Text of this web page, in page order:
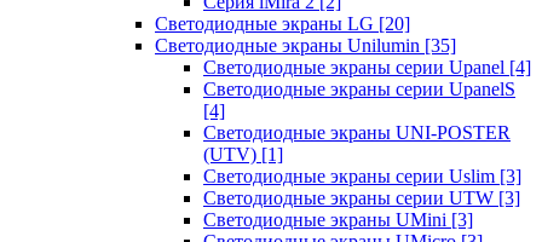
Светодиодные экраны LG [20]
Светодиодные экраны Unilumin [35]
Светодиодные экраны серии Upanel [4]
Светодиодные экраны серии UpanelS
[4]
Светодиодные экраны UNI-POSTER
(UTV) [1]
Светодиодные экраны серии Uslim [3]
Светодиодные экраны серии UTW [3]
Светодиодные экраны UMini [3]